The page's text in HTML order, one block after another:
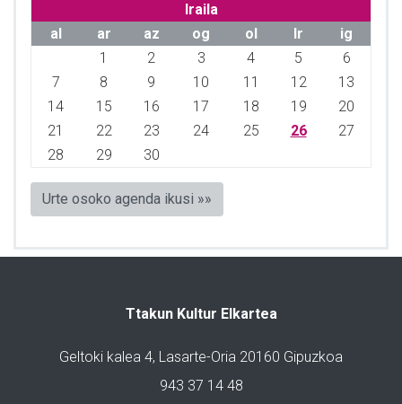
Iraila
al
ar az og ol lr
ig
1
2 3 4 5
6
7
8 9 10 11 12
13
14
15 16 17 18 19
20
21
22 23 24 25 26
27
28
29 30
Urte osoko agenda ikusi »»
Ttakun Kultur Elkartea
Geltoki kalea 4, Lasarte-Oria 20160 Gipuzkoa
943 37 14 48